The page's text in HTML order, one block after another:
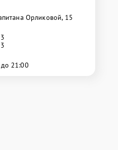
Орликовой, 15
21:00